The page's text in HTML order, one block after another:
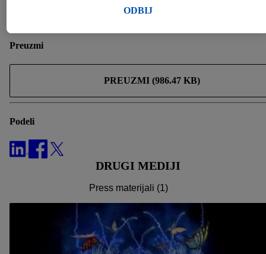
Preuzmi
PREUZMI (986.47 KB)
Podeli
DRUGI MEDIJI
Press materijali (1)
dodatne informacije o obradi podataka, te u skladu sa tim
svu obradu za sve gore navedene svrhe. Više informacija,
uključujući period čuvanja podataka, kao i pravo na povlačenje
pristanka imate u bilo kom trenutku i važi će za budućnost,
pronaći ovde.
ODBIJ